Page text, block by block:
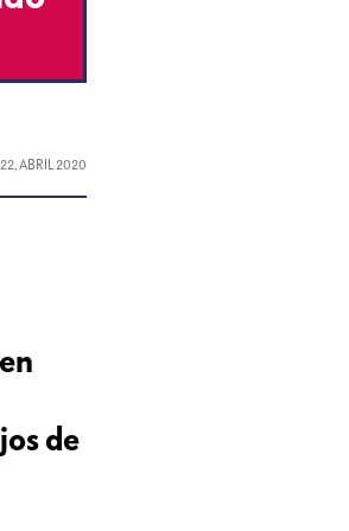
22, ABRIL 2020
de